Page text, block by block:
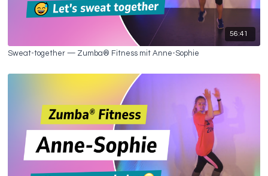
56:41
Sweat-together — Zumba® Fitness mit Anne-Sophie